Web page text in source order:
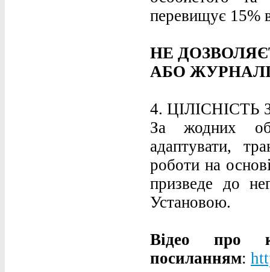
перевищує 15%
НЕ
АБО
4.
За жодних
адаптувати,
роботи на
призведе до
Установою.
Відео про
посиланням: